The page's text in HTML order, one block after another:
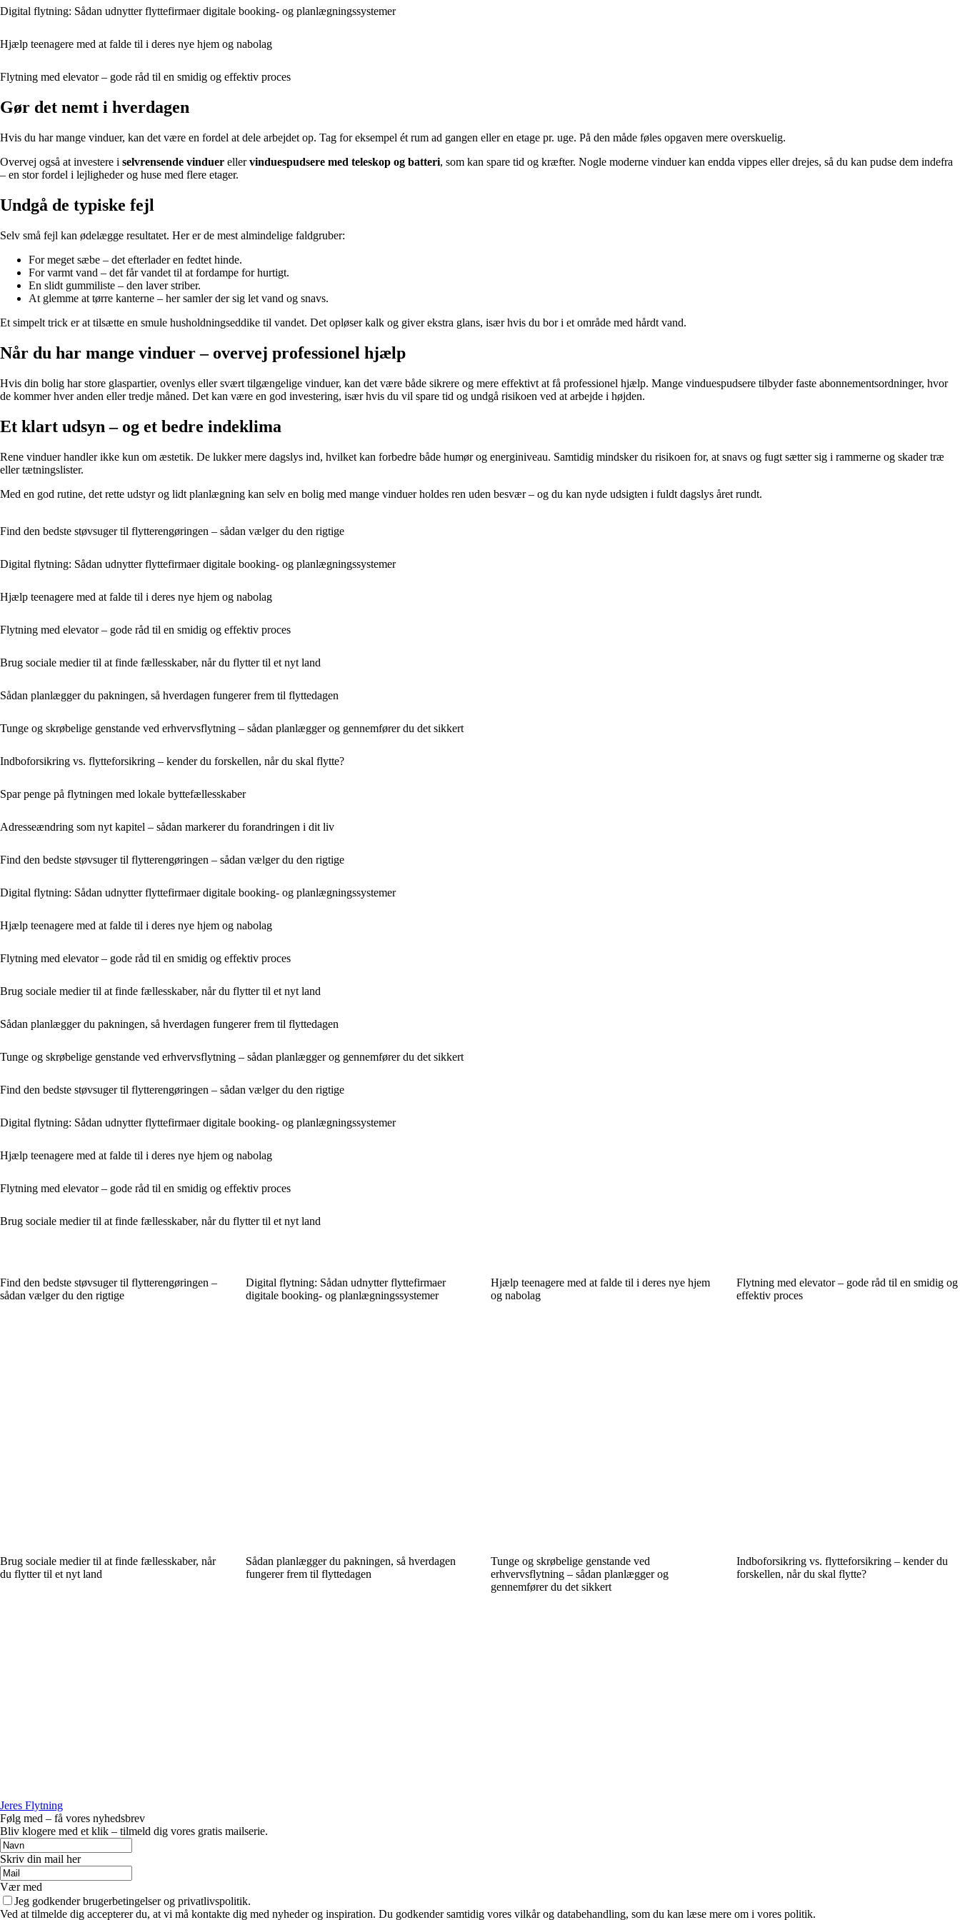
Digital flytning: Sådan udnytter flyttefirmaer digitale booking- og planlægningssystemer
Hjælp teenagere med at falde til i deres nye hjem og nabolag
Flytning med elevator – gode råd til en smidig og effektiv proces
Gør det nemt i hverdagen
Hvis du har mange vinduer, kan det være en fordel at dele arbejdet op. Tag for eksempel ét rum ad gangen eller en etage pr. uge. På den måde føles opgaven mere overskuelig.
Overvej også at investere i selvrensende vinduer ellervinduespudsere med teleskop og batteri, som kan spare tid og kræfter. Nogle moderne vinduer kan endda vippes eller drejes, så du kan pudse dem indefra
– en stor fordel i lejligheder og huse med flere etager.
Undgå de typiske fejl
Selv små fejl kan ødelægge resultatet. Her er de mest almindelige faldgruber:
For meget sæbe – det efterlader en fedtet hinde.
For varmt vand – det får vandet til at fordampe for hurtigt.
En slidt gummiliste – den laver striber.
At glemme at tørre kanterne – her samler der sig let vand og snavs.
Et simpelt trick er at tilsætte en smule husholdningseddike til vandet. Det opløser kalk og giver ekstra glans, især hvis du bor i et område med hårdt vand.
Når du har mange vinduer – overvej professionel hjælp
Hvis din bolig har store glaspartier, ovenlys eller svært tilgængelige vinduer, kan det være både sikrere og mere effektivt at få professionel hjælp. Mange vinduespudsere tilbyder faste abonnementsordninger, hvor
de kommer hver anden eller tredje måned. Det kan være en god investering, især hvis du vil spare tid og undgå risikoen ved at arbejde i højden.
Et klart udsyn – og et bedre indeklima
Rene vinduer handler ikke kun om æstetik. De lukker mere dagslys ind, hvilket kan forbedre både humør og energiniveau. Samtidig mindsker du risikoen for, at snavs og fugt sætter sig i rammerne og skader træ
eller tætningslister.
Med en god rutine, det rette udstyr og lidt planlægning kan selv en bolig med mange vinduer holdes ren uden besvær – og du kan nyde udsigten i fuldt dagslys året rundt.
Find den bedste støvsuger til flytterengøringen – sådan vælger du den rigtige
Digital flytning: Sådan udnytter flyttefirmaer digitale booking- og planlægningssystemer
Hjælp teenagere med at falde til i deres nye hjem og nabolag
Flytning med elevator – gode råd til en smidig og effektiv proces
Brug sociale medier til at finde fællesskaber, når du flytter til et nyt land
Sådan planlægger du pakningen, så hverdagen fungerer frem til flyttedagen
Tunge og skrøbelige genstande ved erhvervsflytning – sådan planlægger og gennemfører du det sikkert
Indboforsikring vs. flytteforsikring – kender du forskellen, når du skal flytte?
Spar penge på flytningen med lokale byttefællesskaber
Adresseændring som nyt kapitel – sådan markerer du forandringen i dit liv
Find den bedste støvsuger til flytterengøringen – sådan vælger du den rigtige
Digital flytning: Sådan udnytter flyttefirmaer digitale booking- og planlægningssystemer
Hjælp teenagere med at falde til i deres nye hjem og nabolag
Flytning med elevator – gode råd til en smidig og effektiv proces
Brug sociale medier til at finde fællesskaber, når du flytter til et nyt land
Sådan planlægger du pakningen, så hverdagen fungerer frem til flyttedagen
Tunge og skrøbelige genstande ved erhvervsflytning – sådan planlægger og gennemfører du det sikkert
Find den bedste støvsuger til flytterengøringen – sådan vælger du den rigtige
Digital flytning: Sådan udnytter flyttefirmaer digitale booking- og planlægningssystemer
Hjælp teenagere med at falde til i deres nye hjem og nabolag
Flytning med elevator – gode råd til en smidig og effektiv proces
Brug sociale medier til at finde fællesskaber, når du flytter til et nyt land
Find den bedste støvsuger til flytterengøringen –
sådan vælger du den rigtige
Digital flytning: Sådan udnytter flyttefirmaer
digitale booking- og planlægningssystemer
Hjælp teenagere med at falde til i deres nye hjem
og nabolag
Flytning med elevator – gode råd til en smidig og
effektiv proces
Brug sociale medier til at finde fællesskaber, når
du flytter til et nyt land
Sådan planlægger du pakningen, så hverdagen
fungerer frem til flyttedagen
Tunge og skrøbelige genstande ved
erhvervsflytning – sådan planlægger og
gennemfører du det sikkert
Indboforsikring vs. flytteforsikring – kender du
forskellen, når du skal flytte?
Jeres Flytning
Følg med – få vores nyhedsbrev
Bliv klogere med et klik – tilmeld dig vores gratis mailserie.
Skriv din mail her
Vær med
Jeg godkender brugerbetingelser og privatlivspolitik.
Ved at tilmelde dig accepterer du, at vi må kontakte dig med nyheder og inspiration. Du godkender samtidig vores vilkår og databehandling, som du kan læse mere om i vores politik.